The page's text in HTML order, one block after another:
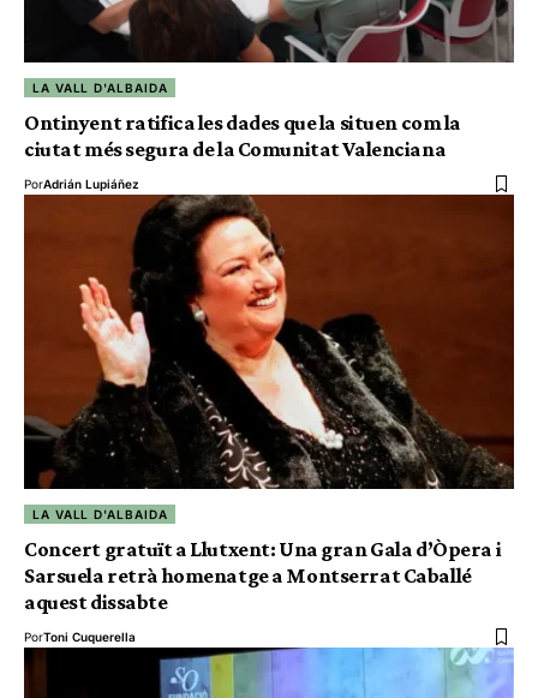
LA VALL D'ALBAIDA
Ontinyent ratifica les dades que la situen com la
ciutat més segura de la Comunitat Valenciana
PorAdrián Lupiáñez
LA VALL D'ALBAIDA
Concert gratuït a Llutxent: Una gran Gala d’Òpera i
Sarsuela retrà homenatge a Montserrat Caballé
aquest dissabte
PorToni Cuquerella